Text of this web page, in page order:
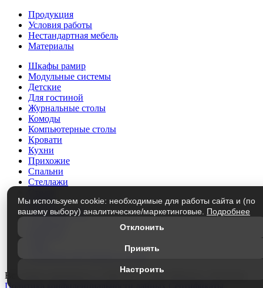
Продукция
Условия работы
Нестандартная мебель
Материалы
Шкафы рамир
Модульные системы
Детские
Для гостиной
Журнальные столы
Комоды
Компьютерные столы
Кровати
Кухни
Прихожие
Спальни
Стеллажи
Трюмо
Тумбы под ТВ
Элементы модульных систем
Все права защищены © 1999-2026 «Мир Мебели» г.Кузнецк
Политика конфиденциальности данных
Мы используем cookie: необходимые для работы сайта и (по
вашему выбору) аналитические/маркетинговые. Подробнее
Отклонить
Принять
Настроить